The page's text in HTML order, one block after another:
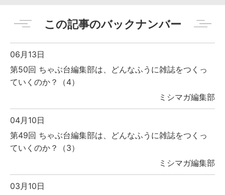
この記事のバックナンバー
06月13日
第50回 ちゃぶ台編集部は、どんなふうに雑誌をつくっ
ていくのか？（4）
ミシマガ編集部
04月10日
第49回 ちゃぶ台編集部は、どんなふうに雑誌をつくっ
ていくのか？（3）
ミシマガ編集部
03月10日